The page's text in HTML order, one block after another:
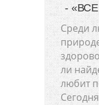
-
Среди
ли
любит